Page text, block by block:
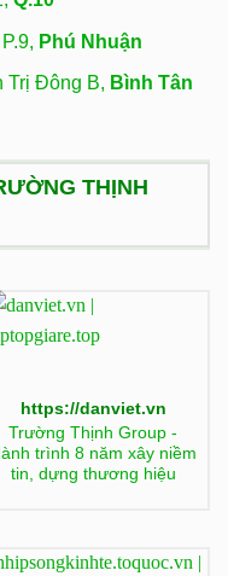
Phú Nhuận
Trị Đông B, Bình Tân
THỊNH
https://danviet.vn
Trường Thịnh Group -
trình 8 năm xây niềm
tin, dựng thương hiệu